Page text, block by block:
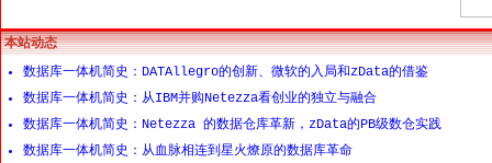
本站动态
数据库一体机简史：DATAllegro的创新、微软的入局和zData的借鉴
数据库一体机简史：从IBM并购Netezza看创业的独立与融合
数据库一体机简史：Netezza 的数据仓库革新，zData的PB级数仓实践
数据库一体机简史：从血脉相连到星火燎原的数据库革命